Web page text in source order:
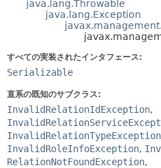
java.lang.Throwable
java.lang.Exception
すべての実装されたインタフェース:
Serializable
直系の既知のサブクラス:
InvalidRelationIdException,
InvalidRelationTypeException
InvalidRoleInfoException,
RelationNotFoundException,